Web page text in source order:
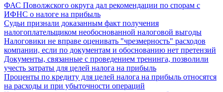
ФАС Поволжского округа дал рекомендации по спорам с
ИФНС о налоге на прибыль
Судьи признали доказанным факт получения
налогоплательщиком необоснованной налоговой выгоды
Налоговики не вправе оценивать "чрезмерность" расходов
компании, если по документам и обоснованию нет претензий
Документы, связанные с проведением тренинга, позволили
учесть затраты для целей налога на прибыль
Проценты по кредиту для целей налога на прибыль относятся
на расходы и при убыточности операций